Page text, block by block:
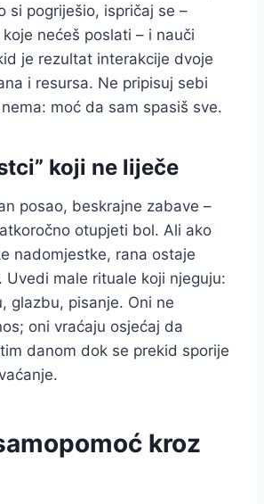
si pogriješio, ispričaj se –
nećeš poslati – i nauči
je rezultat interakcije dvoje
i resursa. Ne pripisuj sebi
moć da sam spasiš sve.
koji ne liječe
posao, beskrajne zabave –
otupjeti bol. Ali ako
nadomjestke, rana ostaje
Uvedi male rituale koji njeguju:
glazbu, pisanje. Oni ne
oni vraćaju osjećaj da
danom dok se prekid sporije
kroz